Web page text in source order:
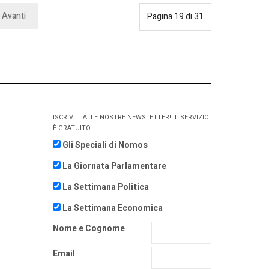
Pagina 19 di 31
Avanti
ISCRIVITI ALLE NOSTRE NEWSLETTER! IL SERVIZIO
È GRATUITO
Gli Speciali di Nomos
La Giornata Parlamentare
La Settimana Politica
La Settimana Economica
Nome e Cognome
Email